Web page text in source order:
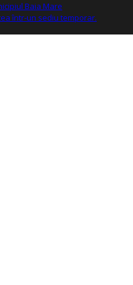
Baia Mare
într-un sediu temporar.